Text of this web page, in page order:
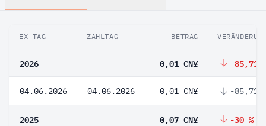
EX-TAG ZAHLTAG BETRAG
2026 0,01 CN¥ -85,71
04.06.2026 04.06.2026 0,01 CN¥ -85,71
2025 0,07 CN¥ -30 %